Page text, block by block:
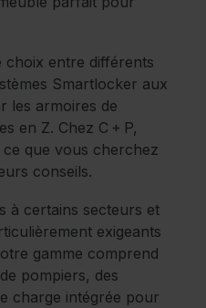
choix entre différents
Smartlocker aux
les armoires de
en Z. Chez C + P,
que vous cherchez
conseils.
à certains secteurs et
exigeants
gamme comprend
pompiers, des
charge intégrée pour